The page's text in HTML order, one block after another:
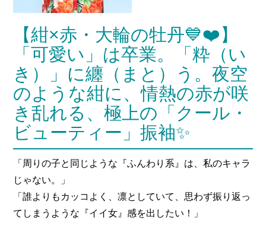
【紺×赤・大輪の牡丹💙❤️】
「可愛い」は卒業。「粋（い
き）」に纏（まと）う。夜空
のような紺に、情熱の赤が咲
き乱れる、極上の「クール・
ビューティー」振袖✨
「周りの子と同じような『ふんわり系』は、私のキャラ
じゃない。」
「誰よりもカッコよく、凛としていて、思わず振り返っ
てしまうような『イイ女』感を出したい！」